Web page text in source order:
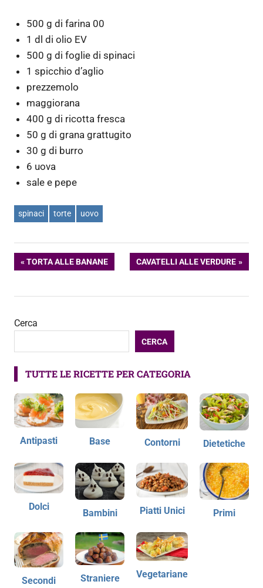
500 g di farina 00
1 dl di olio EV
500 g di foglie di spinaci
1 spicchio d’aglio
prezzemolo
maggiorana
400 g di ricotta fresca
50 g di grana grattugito
30 g di burro
6 uova
sale e pepe
spinaci torte uovo
Navigazione
ARTICOLO
TORTA ALLE BANANE
ARTICOLO
CAVATELLI ALLE VERDURE
Cerca
CERCA
TUTTE LE RICETTE PER CATEGORIA
Antipasti Base Contorni Dietetiche
Dolci
Bambini Piatti Unici Primi
Secondi Straniere Vegetariane